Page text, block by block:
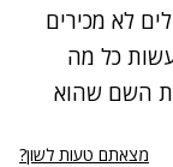
לא מכירים
כל מה
השם שהוא
מצאתם טעות לשון?